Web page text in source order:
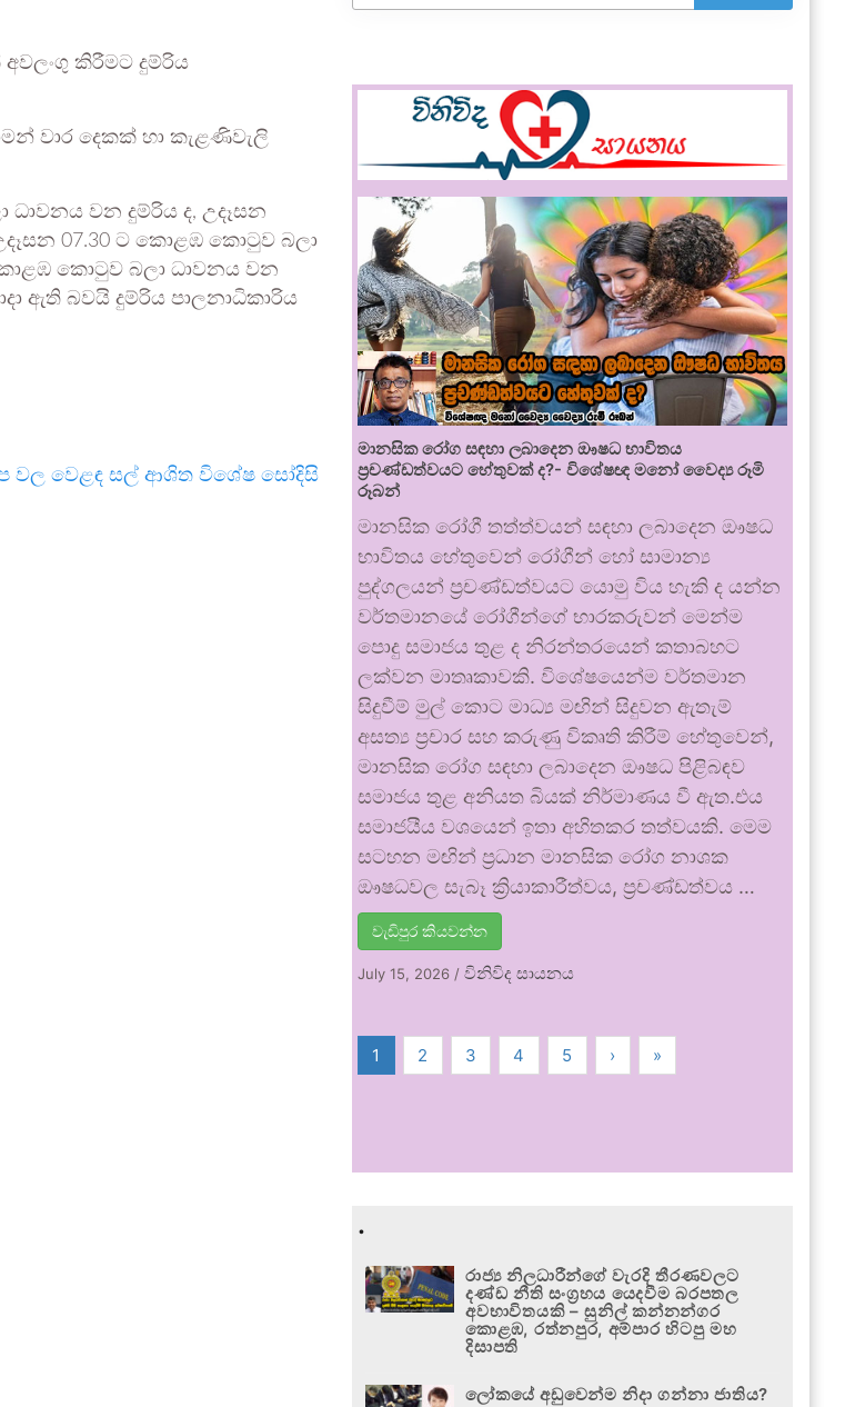
කිරීමට දුම්රිය
වාර දෙකක් හා කැළණිවැලි
වන දුම්රිය ද, උදෑසන
07.30 ට කොළඹ කොටුව බලා
කොටුව බලා ධාවනය වන
ඇති බවයි දුම්රිය පාලනාධිකාරිය
වල වෙළඳ සල් ආශිත විශේෂ සෝදිසි
මානසික රෝග සඳහා ලබාදෙන ඖෂධ භාවිතය
ප්‍රචණ්ඩත්වයට හේතුවක් ද?- විශේෂඥ මනෝ වෛද්‍ය රූමි
රූබන්
මානසික රෝගී තත්ත්වයන් සඳහා ලබාදෙන ඖෂධ
භාවිතය හේතුවෙන් රෝගීන් හෝ සාමාන්‍ය
පුද්ගලයන් ප්‍රචණ්ඩත්වයට යොමු විය හැකි ද යන්න
වර්තමානයේ රෝගීන්ගේ භාරකරුවන් මෙන්ම
පොදු සමාජය තුළ ද නිරන්තරයෙන් කතාබහට
ලක්වන මාතෘකාවකි. විශේෂයෙන්ම වර්තමාන
සිදුවීම් මුල් කොට මාධ්‍ය මඟින් සිදුවන ඇතැම්
අසත්‍ය ප්‍රචාර සහ කරුණු විකෘති කිරීම් හේතුවෙන්,
මානසික රෝග සඳහා ලබාදෙන ඖෂධ පිළිබඳව
සමාජය තුළ අනියත බියක් නිර්මාණය වී ඇත.එය
සමාජයීය වශයෙන් ඉතා අහිතකර තත්වයකි. මෙම
සටහන මඟින් ප්‍රධාන මානසික රෝග නාශක
ඖෂධවල සැබෑ ක්‍රියාකාරීත්වය, ප්‍රචණ්ඩත්වය …
වැඩිපුර කියවන්න
July 15, 2026 /විනිවිද සායනය
1 2 3 4 5 › »
.
රාජ්‍ය නිලධාරීන්ගේ වැරදි තීරණවලට
දණ්ඩ නීති සංග්‍රහය යෙදවීම බරපතල
අවභාවිතයකි – සුනිල් කන්නන්ගර
කොළඹ, රත්නපුර, අම්පාර හිටපු මහ
දිසාපති
ලෝකයේ අඩුවෙන්ම නිදා ගන්නා ජාතිය?